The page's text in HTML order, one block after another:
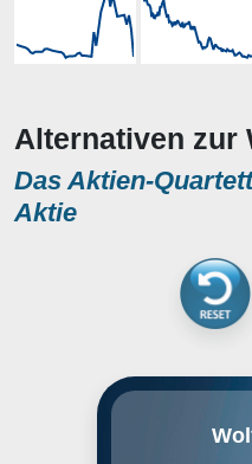
Alternativen zur
Das Aktien-
Aktie
wide